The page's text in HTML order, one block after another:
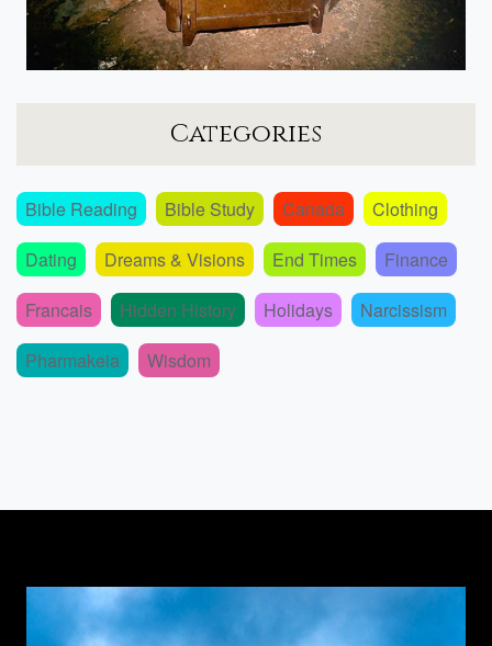
Categories
Bible Reading Bible Study Canada
Clothing
Dating
Dreams & Visions End Times
Finance
Francais
Hidden History Holidays
Narcissism
Pharmakeia
Wisdom